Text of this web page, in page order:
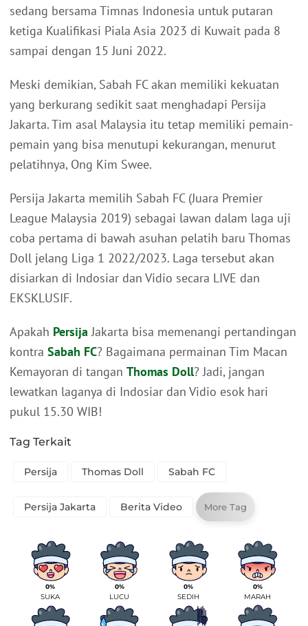
sedang bersama Timnas Indonesia untuk putaran
ketiga Kualifikasi Piala Asia 2023 di Kuwait pada 8
sampai dengan 15 Juni 2022.
Meski demikian, Sabah FC akan memiliki kekuatan
yang berkurang sedikit saat menghadapi Persija
Jakarta. Tim asal Malaysia itu tetap memiliki pemain-
pemain yang bisa menutupi kekurangan, menurut
pelatihnya, Ong Kim Swee.
Persija Jakarta memilih Sabah FC (Juara Premier
League Malaysia 2019) sebagai lawan dalam laga uji
coba pertama di bawah asuhan pelatih baru Thomas
Doll jelang Liga 1 2022/2023. Laga tersebut akan
disiarkan di Indosiar dan Vidio secara LIVE dan
EKSKLUSIF.
Apakah Persija Jakarta bisa memenangi pertandingan
kontra Sabah FC? Bagaimana permainan Tim Macan
Kemayoran di tangan Thomas Doll? Jadi, jangan
lewatkan laganya di Indosiar dan Vidio esok hari
pukul 15.30 WIB!
Tag Terkait
Persija Thomas Doll Sabah FC
Persija Jakarta Berita Video More Tag
0%
SUKA
0%
LUCU
0%
SEDIH
0%
MARAH